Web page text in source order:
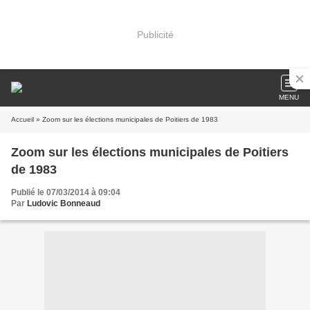
Publicité
MENU
Accueil » Zoom sur les élections municipales de Poitiers de 1983
Zoom sur les élections municipales de Poitiers
de 1983
Publié le 07/03/2014 à 09:04
Par Ludovic Bonneaud